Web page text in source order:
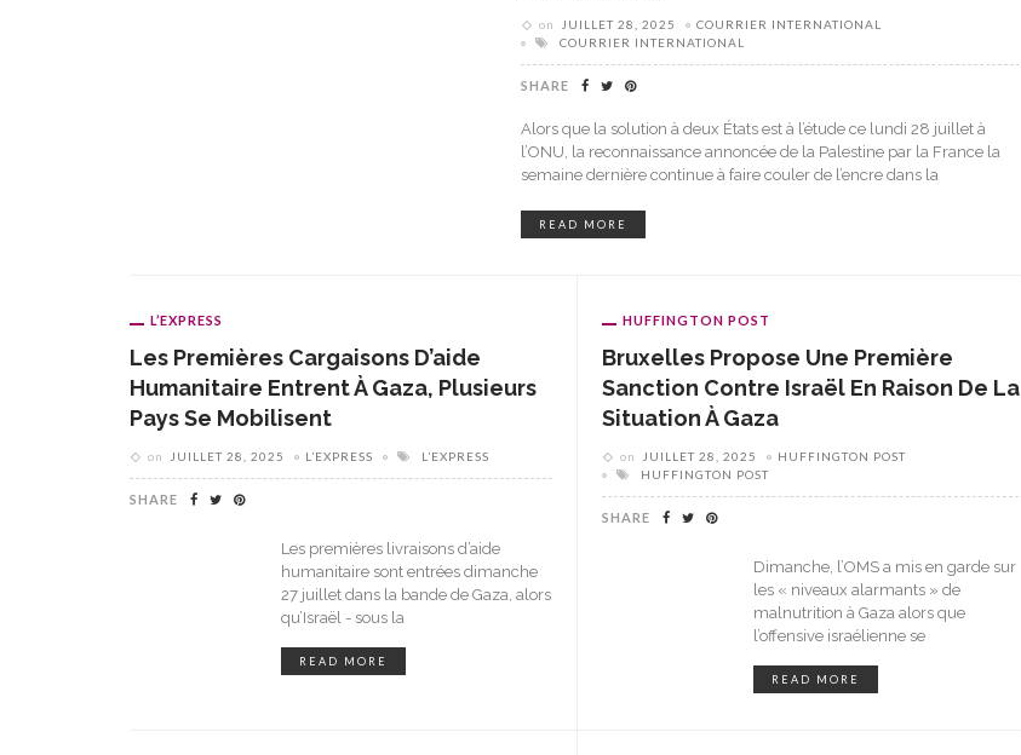
on JUILLET 28, 2025
COURRIER INTERNATIONAL
COURRIER INTERNATIONAL
SHARE
Alors que la solution à deux États est à l’étude ce lundi 28 juillet à
l’ONU, la reconnaissance annoncée de la Palestine par la France la
semaine dernière continue à faire couler de l’encre dans la
READ MORE
L’EXPRESS
Les Premières Cargaisons D’aide
Humanitaire Entrent À Gaza, Plusieurs
Pays Se Mobilisent
on JUILLET 28, 2025 L’EXPRESS L’EXPRESS
SHARE
Les premières livraisons d’aide
humanitaire sont entrées dimanche
27 juillet dans la bande de Gaza, alors
qu’Israël - sous la
READ MORE
HUFFINGTON POST
Bruxelles Propose Une Première
Sanction Contre Israël En Raison De La
Situation À Gaza
on JUILLET 28, 2025
HUFFINGTON POST
HUFFINGTON POST
SHARE
Dimanche, l’OMS a mis en garde sur
les « niveaux alarmants » de
malnutrition à Gaza alors que
l’offensive israélienne se
READ MORE